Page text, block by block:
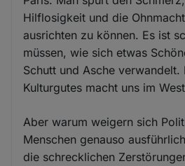
Hilflosigkeit und die
ausrichten zu können. Es ist
müssen, wie sich etwas
Schutt und Asche verwandelt.
Kulturgutes macht uns im
Aber warum weigern sich
Menschen genauso
die schrecklichen